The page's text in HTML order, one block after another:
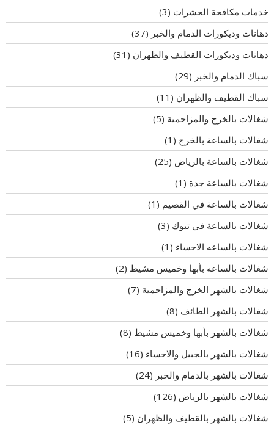
خدمات مكافحة الحشرات (3)
دهانات وديكورات الدمام والخبر (37)
دهانات وديكورات القطيف والظهران (31)
سباك الدمام والخبر (29)
سباك القطيف والظهران (11)
شغالات بالخرج والمزاحمية (5)
شغالات بالساعة بالخرج (1)
شغالات بالساعة بالرياض (25)
شغالات بالساعة جدة (1)
شغالات بالساعة في القصيم (1)
شغالات بالساعة في تبوك (3)
شغالات بالساعه الاحساء (1)
شغالات بالساعه بأبها وخميس مشيط (2)
شغالات بالشهر الخرج والمزاحمية (7)
شغالات بالشهر الطائف (8)
شغالات بالشهر بأبها وخميس مشيط (8)
شغالات بالشهر بالجبيل والاحساء (16)
شغالات بالشهر بالدمام والخبر (24)
شغالات بالشهر بالرياض (126)
شغالات بالشهر بالقطيف والظهران (5)